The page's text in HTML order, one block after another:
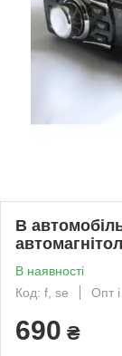
В
В наявності
Код: f, se
Опт
690 ₴